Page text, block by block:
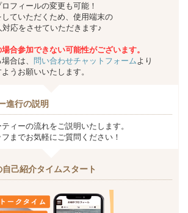
フィールの変更も可能！
していただくため、使用端末の
応をさせていただきます♪
合参加できない可能性がございます。
合は、 問い合わせチャットフォーム より
うお願いいたします。
進行の説明
ィーの流れをご説明いたします。
までお気軽にご質問ください！
己紹介タイムスタート